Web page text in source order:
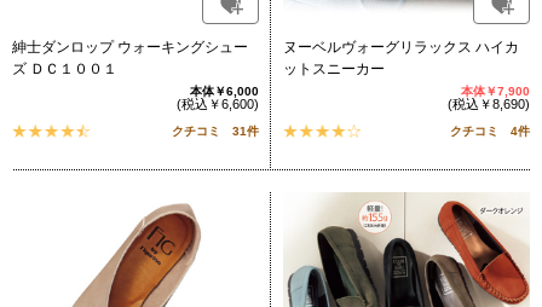
紳士ダンロップ ウォーキングシュー
ズ ＤＣ１００１
本体￥6,000
(税込￥6,600)
クチコミ 31件
ヌーベルヴォーグリラックス ハイカ
ットスニーカー
本体￥7,900
(税込￥8,690)
クチコミ 4件